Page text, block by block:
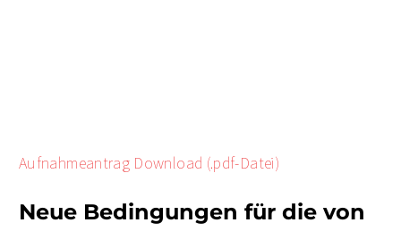
Aufnahmeantrag Download (.pdf-Datei)
Neue Bedingungen für die von